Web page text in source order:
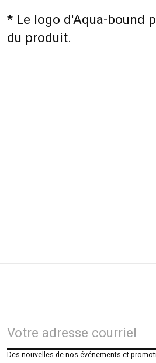
* Le logo d'Aqua-bound
du produit.
Des nouvelles de nos événements et